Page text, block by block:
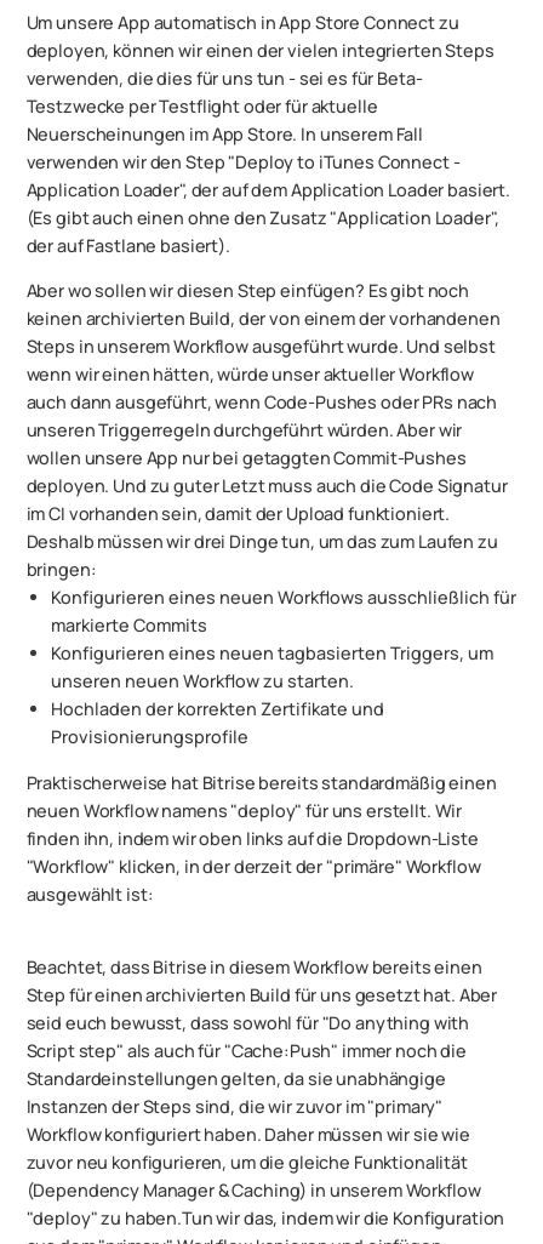
Um unsere App automatisch in App Store Connect zu
deployen, können wir einen der vielen integrierten Steps
verwenden, die dies für uns tun - sei es für Beta-
Testzwecke per Testflight oder für aktuelle
Neuerscheinungen im App Store. In unserem Fall
verwenden wir den Step "Deploy to iTunes Connect -
Application Loader", der auf dem Application Loader basiert.
(Es gibt auch einen ohne den Zusatz "Application Loader",
der auf Fastlane basiert).
Aber wo sollen wir diesen Step einfügen? Es gibt noch
keinen archivierten Build, der von einem der vorhandenen
Steps in unserem Workflow ausgeführt wurde. Und selbst
wenn wir einen hätten, würde unser aktueller Workflow
auch dann ausgeführt, wenn Code-Pushes oder PRs nach
unseren Triggerregeln durchgeführt würden. Aber wir
wollen unsere App nur bei getaggten Commit-Pushes
deployen. Und zu guter Letzt muss auch die Code Signatur
im CI vorhanden sein, damit der Upload funktioniert.
Deshalb müssen wir drei Dinge tun, um das zum Laufen zu
bringen:
Konfigurieren eines neuen Workflows ausschließlich für
markierte Commits
Konfigurieren eines neuen tagbasierten Triggers, um
unseren neuen Workflow zu starten.
Hochladen der korrekten Zertifikate und
Provisionierungsprofile
Praktischerweise hat Bitrise bereits standardmäßig einen
neuen Workflow namens "deploy" für uns erstellt. Wir
finden ihn, indem wir oben links auf die Dropdown-Liste
"Workflow" klicken, in der derzeit der "primäre" Workflow
ausgewählt ist:
Beachtet, dass Bitrise in diesem Workflow bereits einen
Step für einen archivierten Build für uns gesetzt hat. Aber
seid euch bewusst, dass sowohl für "Do anything with
Script step" als auch für "Cache:Push" immer noch die
Standardeinstellungen gelten, da sie unabhängige
Instanzen der Steps sind, die wir zuvor im "primary"
Workflow konfiguriert haben. Daher müssen wir sie wie
zuvor neu konfigurieren, um die gleiche Funktionalität
(Dependency Manager & Caching) in unserem Workflow
"deploy" zu haben.Tun wir das, indem wir die Konfiguration